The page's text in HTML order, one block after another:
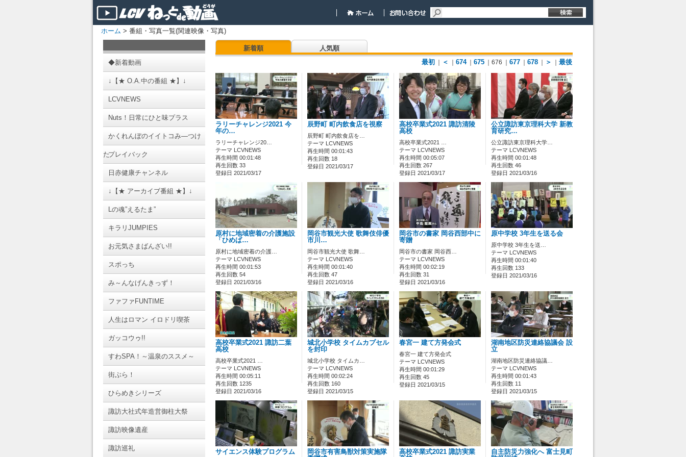
ホーム > 番組・写真一覧(関連映像・写真)
◆新着動画
↓【★ O.A.中の番組 ★】↓
LCVNEWS
Nuts！日常にひと味プラス
かくれんぼのイイトコみ―つけ
たプレイバック
日赤健康チャンネル
↓【★ アーカイブ番組 ★】↓
Lの魂”えるたま”
キラリJUMPIES
お元気さまばんざい!!
スポっち
み～んなげんきっず！
ファファFUNTIME
人生はロマン イロドリ喫茶
ガッコウゥ!!
すわSPA！～温泉のススメ～
街ぶら！
ひらめきシリーズ
諏訪大社式年造営御柱大祭
諏訪映像遺産
諏訪巡礼
新着順
人気順
最初
＜ 674 675 ｜676 677 678 ＞ 最後
ラリーチャレンジ2021 今
年の…
ラリーチャレンジ20…
テーマ LCVNEWS
再生時間 00:01:48
再生回数 33
登録日 2021/03/17
辰野町 町内飲食店を視察
辰野町 町内飲食店を…
テーマ LCVNEWS
再生時間 00:01:43
再生回数 18
登録日 2021/03/17
高校卒業式2021 諏訪清陵
高校
高校卒業式2021 …
テーマ LCVNEWS
再生時間 00:05:07
再生回数 267
登録日 2021/03/17
公立諏訪東京理科大学 新教
育研究…
公立諏訪東京理科大学…
テーマ LCVNEWS
再生時間 00:01:48
再生回数 46
登録日 2021/03/16
原村に地域密着の介護施設
「ひめば…
原村に地域密着の介護…
テーマ LCVNEWS
再生時間 00:01:53
再生回数 54
登録日 2021/03/16
岡谷市観光大使 歌舞伎俳優
市川…
岡谷市観光大使 歌舞…
テーマ LCVNEWS
再生時間 00:01:40
再生回数 47
登録日 2021/03/16
岡谷市の書家 岡谷西部中に
寄贈
岡谷市の書家 岡谷西…
テーマ LCVNEWS
再生時間 00:02:19
再生回数 31
登録日 2021/03/16
原中学校 3年生を送る会
原中学校 3年生を送…
テーマ LCVNEWS
再生時間 00:01:40
再生回数 133
登録日 2021/03/16
高校卒業式2021 諏訪二葉
高校
高校卒業式2021 …
テーマ LCVNEWS
再生時間 00:05:11
再生回数 1235
登録日 2021/03/16
城北小学校 タイムカプセル
を封印
城北小学校 タイムカ…
テーマ LCVNEWS
再生時間 00:02:24
再生回数 160
登録日 2021/03/15
春宮一 建て方発会式
春宮一 建て方発会式
テーマ LCVNEWS
再生時間 00:01:29
再生回数 45
登録日 2021/03/15
湖南地区防災連絡協議会 設
立
湖南地区防災連絡協議…
テーマ LCVNEWS
再生時間 00:01:43
再生回数 11
登録日 2021/03/15
サイエンス体験プログラム
岡谷市有害鳥獣対策実施隊
高校卒業式2021 諏訪実業
自主防災力強化へ 富士見町